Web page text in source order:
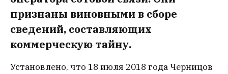
признаны виновными в сборе
сведений, составляющих
коммерческую тайну.
Установлено, что 18 июля 2018 года Черницов